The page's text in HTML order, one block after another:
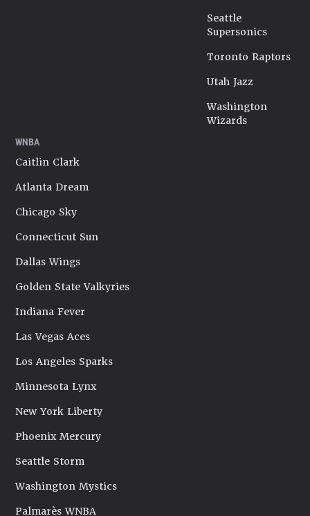
Seattle
Supersonics
Toronto Raptors
Utah Jazz
Washington
Wizards
WNBA
Caitlin Clark
Atlanta Dream
Chicago Sky
Connecticut Sun
Dallas Wings
Golden State Valkyries
Indiana Fever
Las Vegas Aces
Los Angeles Sparks
Minnesota Lynx
New York Liberty
Phoenix Mercury
Seattle Storm
Washington Mystics
Palmarès WNBA